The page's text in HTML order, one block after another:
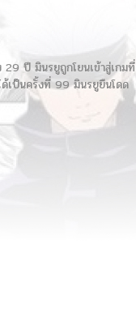
ปี มินรยูถูกโยนเข้าสู่เกมที่
ด้เป็นครั้งที่ 99 มินรยูยืนโดด